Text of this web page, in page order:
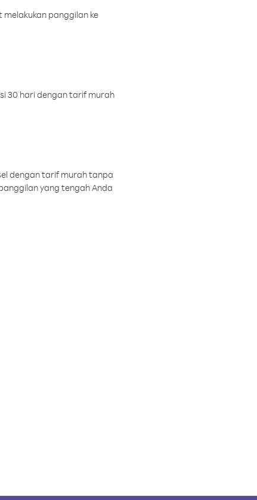
panggilan ke
30 hari dengan tarif murah
dengan tarif murah tanpa
yang tengah Anda